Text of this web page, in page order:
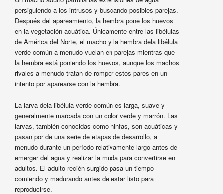
persiguiendo a los intrusos y buscando posibles parejas.
Después del apareamiento, la hembra pone los huevos
en la vegetación acuática. Únicamente entre las libélulas
de América del Norte, el macho y la hembra dela libélula
verde común a menudo vuelan en parejas mientras que
la hembra está poniendo los huevos, aunque los machos
rivales a menudo tratan de romper estos pares en un
intento por aparearse con la hembra.
La larva dela libélula verde común es larga, suave y
generalmente marcada con un color verde y marrón. Las
larvas, también conocidas como ninfas, son acuáticas y
pasan por de una serie de etapas de desarrollo, a
menudo durante un período relativamente largo antes de
emerger del agua y realizar la muda para convertirse en
adultos. El adulto recién surgido pasa un tiempo
comiendo y madurando antes de estar listo para
reproducirse.